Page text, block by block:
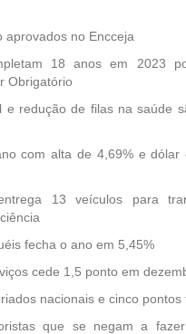
aprovados no Encceja
18 anos em 2023
Obrigatório
e redução de filas na saúde
com alta de 4,69% e dólar
13 veículos para
fecha o ano em 5,45%
cede 1,5 ponto em
nacionais e cinco pontos
que se negam a fazer